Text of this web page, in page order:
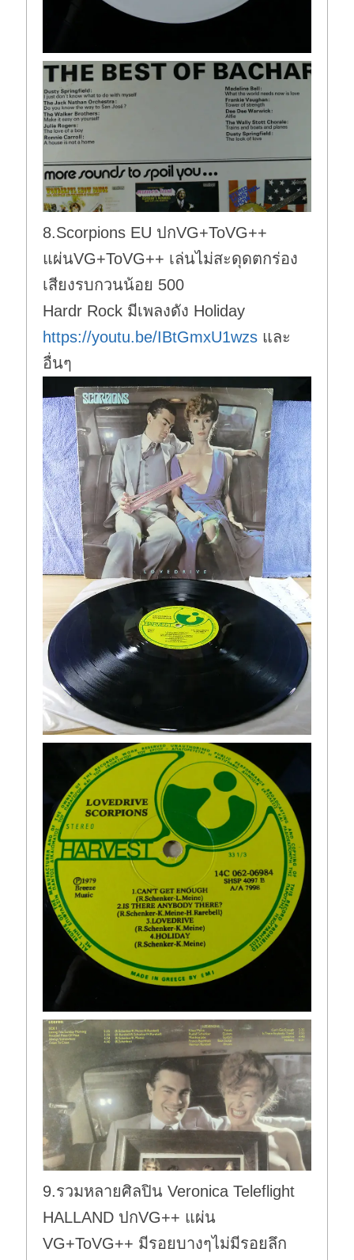
8.Scorpions EU ปกVG+ToVG++
แผ่นVG+ToVG++ เล่นไม่สะดุดตกร่อง
เสียงรบกวนน้อย 500
Hardr Rock มีเพลงดัง Holiday
https://youtu.be/IBtGmxU1wzs และ
อื่นๆ
9.รวมหลายศิลปิน Veronica Teleflight
HALLAND ปกVG++ แผ่น
VG+ToVG++ มีรอยบางๆไม่มีรอยลึก